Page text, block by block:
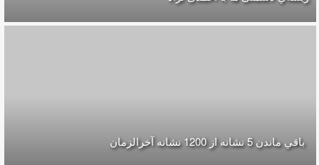
باقي ماندن 5 نشانه از 1200 نشانه‌ آخرالزمان